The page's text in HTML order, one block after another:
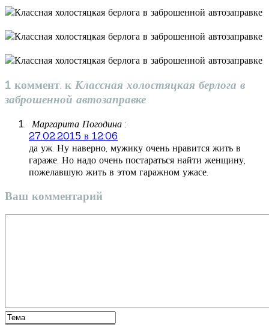
1 коммент. к Классная холостяцкая берлога в
заброшенной автозаправке
Маргарита Погодина :
27.02.2015 в 12:06
да уж. Ну наверно, мужику очень нравится жить в
гараже. Но надо очень постараться найти женщину,
пожелавшую жить в этом гаражном ужасе.
Ваш комментарий